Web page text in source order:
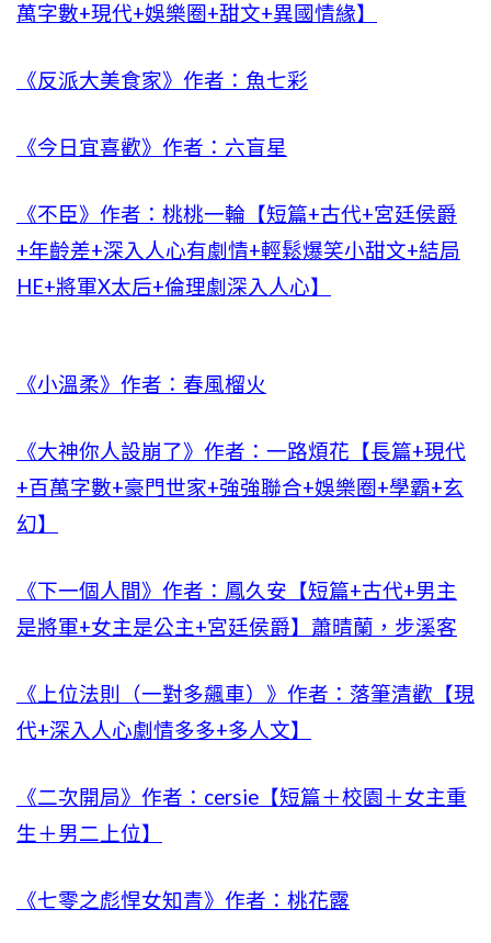
萬字數+現代+娛樂圈+甜文+異國情緣】
《反派大美食家》作者：魚七彩
《今日宜喜歡》作者：六盲星
《不臣》作者：桃桃一輪【短篇+古代+宮廷侯爵
+年齡差+深入人心有劇情+輕鬆爆笑小甜文+結局
HE+將軍X太后+倫理劇深入人心】
《小溫柔》作者：春風榴火
《大神你人設崩了》作者：一路煩花【長篇+現代
+百萬字數+豪門世家+強強聯合+娛樂圈+學霸+玄
幻】
《下一個人間》作者：鳳久安【短篇+古代+男主
是將軍+女主是公主+宮廷侯爵】蕭晴蘭，步溪客
《上位法則（一對多飆車）》作者：落筆清歡【現
代+深入人心劇情多多+多人文】
《二次開局》作者：cersie【短篇＋校園＋女主重
生＋男二上位】
《七零之彪悍女知青》作者：桃花露